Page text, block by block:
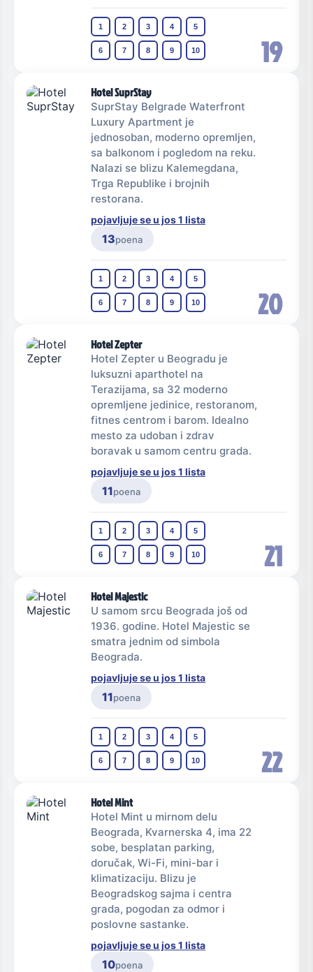
19
1 2 3 4 5
6 7 8 9 10
20
Hotel SuprStay
SuprStay Belgrade Waterfront
Luxury Apartment je
jednosoban, moderno opremljen,
sa balkonom i pogledom na reku.
Nalazi se blizu Kalemegdana,
Trga Republike i brojnih
restorana.
pojavljuje se u jos 1 lista
13poena
1 2 3 4 5
6 7 8 9 10
21
Hotel Zepter
Hotel Zepter u Beogradu je
luksuzni aparthotel na
Terazijama, sa 32 moderno
opremljene jedinice, restoranom,
fitnes centrom i barom. Idealno
mesto za udoban i zdrav
boravak u samom centru grada.
pojavljuje se u jos 1 lista
11poena
1 2 3 4 5
6 7 8 9 10
22
Hotel Majestic
U samom srcu Beograda još od
1936. godine. Hotel Majestic se
smatra jednim od simbola
Beograda.
pojavljuje se u jos 1 lista
11poena
1 2 3 4 5
6 7 8 9 10
Hotel Mint
Hotel Mint u mirnom delu
Beograda, Kvarnerska 4, ima 22
sobe, besplatan parking,
doručak, Wi-Fi, mini-bar i
klimatizaciju. Blizu je
Beogradskog sajma i centra
grada, pogodan za odmor i
poslovne sastanke.
pojavljuje se u jos 1 lista
10poena